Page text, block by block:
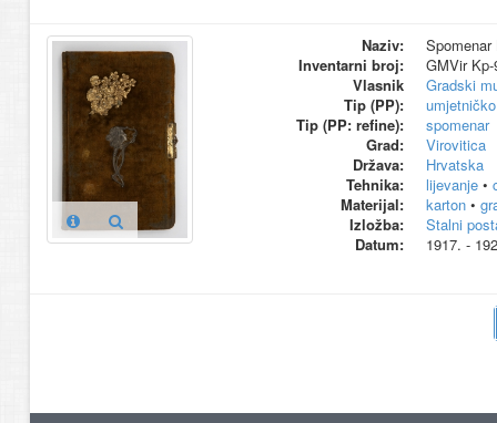
Naziv:
Inventarni broj:
GMVir Kp-
Vlasnik
Gradski
Tip (PP):
Tip (PP: refine):
spomenar
Grad:
Virovitica
Država:
Hrvatska
Tehnika:
lijevanje•
Materijal:
karton•
Izložba:
Stalni
Datum:
1917. -